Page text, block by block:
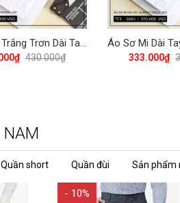
Áo Sơ Mi Trắng Trơn Dài Tay Slimfit 430 Vĩnh Tiến - LT3-G800
430.000₫ 333.000₫
NAM
Quần short Quần đùi Sản phẩm
- 10%